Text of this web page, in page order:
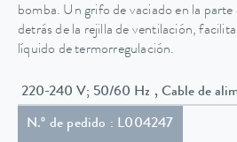
bomba. Un grifo de vaciado en la
detrás de la rejilla de ventilación,
líquido de termorregulación.
220-240 V; 50/60
N.º de pedido : L004247